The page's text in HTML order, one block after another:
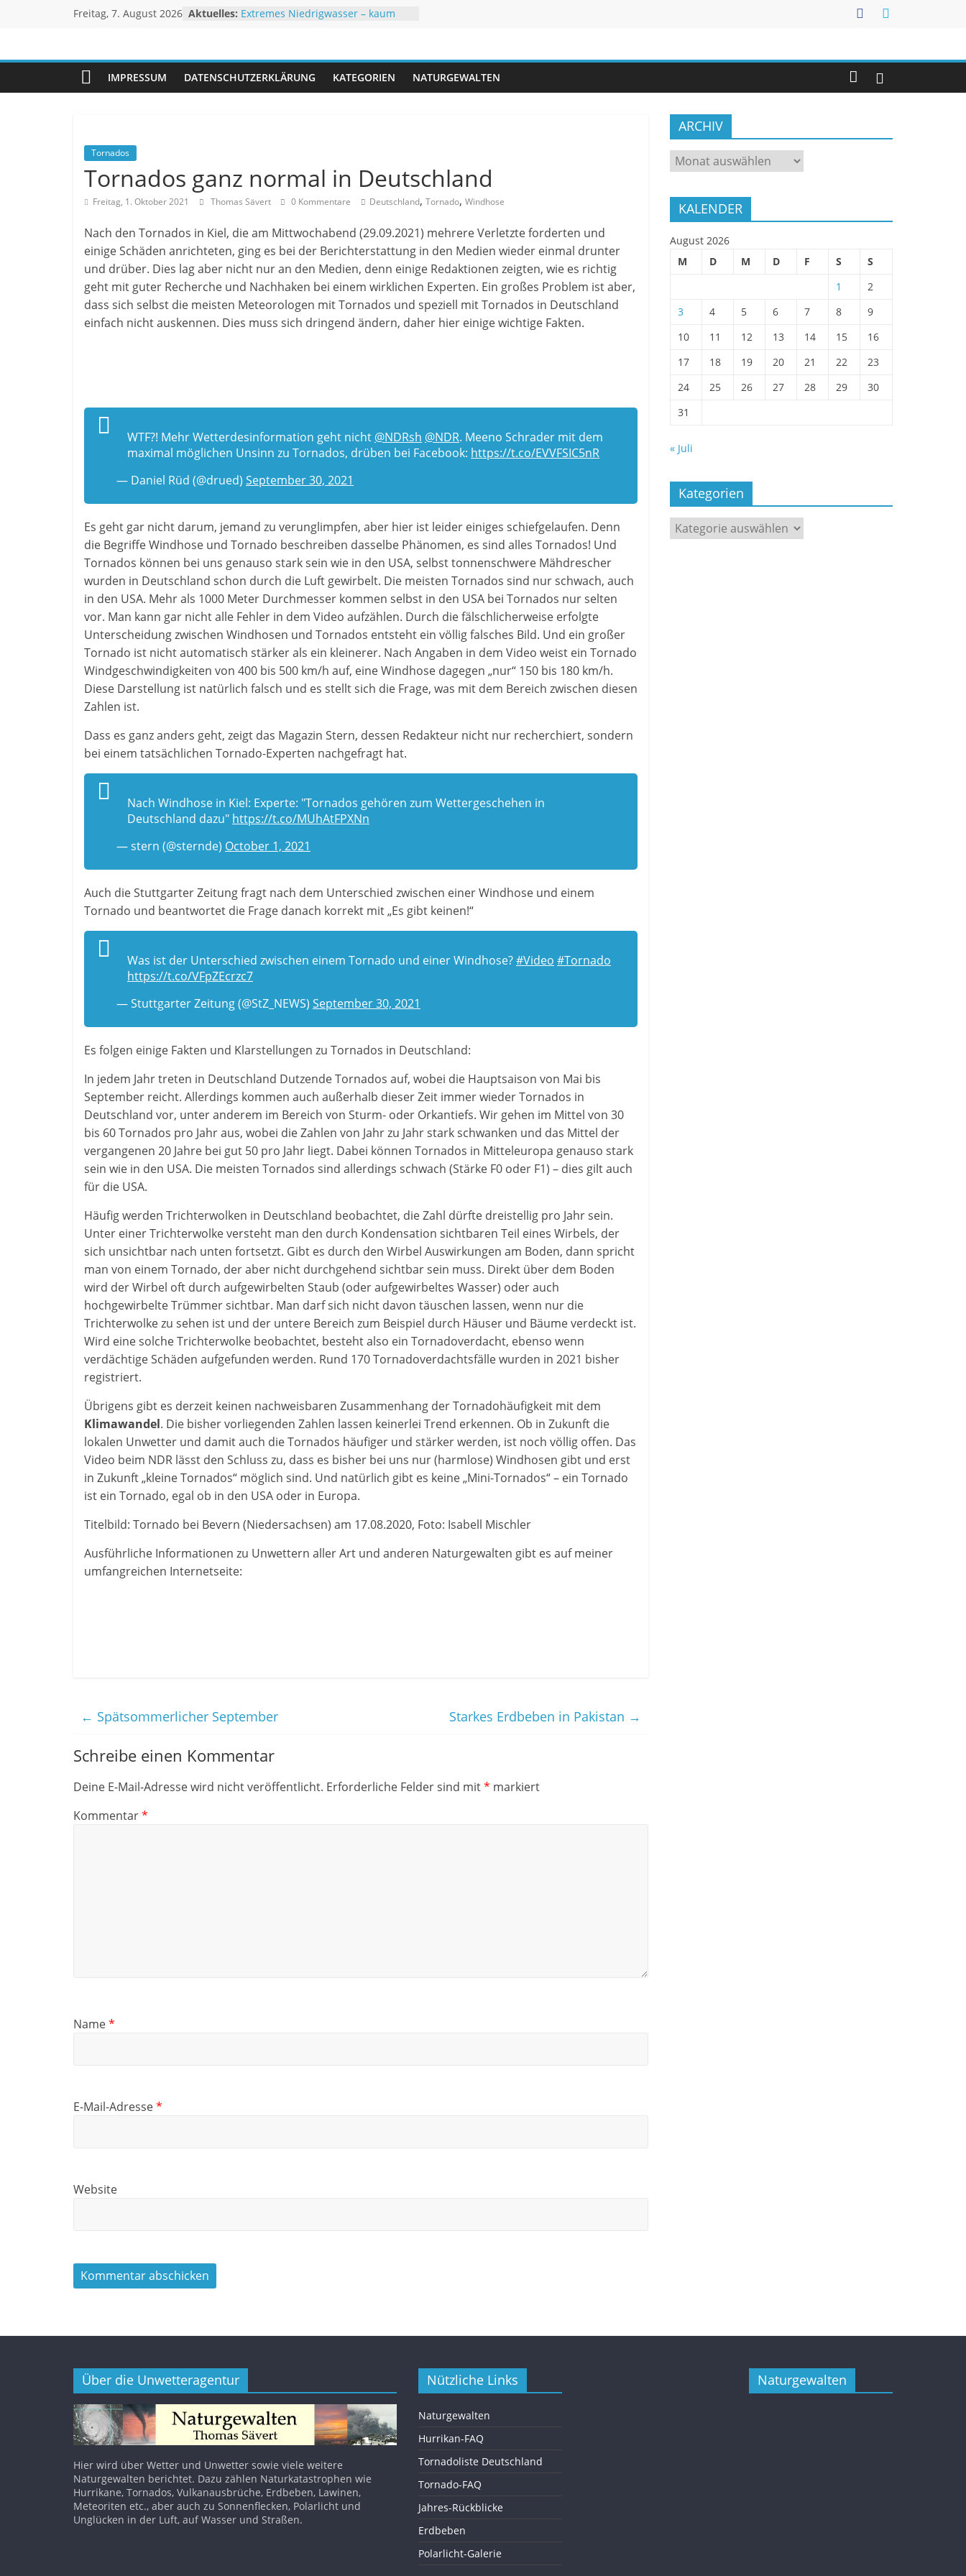
Freitag, 7. August 2026 Aktuelles: Extremes Niedrigwasser – kaum
Rekordtemperaturen
Juli 2026 – Hochsommer mit Folgen
Rheinpegel mit neuen Rekorden
Unwetteragentur
powered
IMPRESSUM DATENSCHUTZERKLÄRUNG KATEGORIEN NATURGEWALTEN
Tornados
Tornados ganz normal in Deutschland
Freitag, 1. Oktober 2021 Thomas Sävert 0 Kommentare Deutschland, Tornado, Windhose
Nach den Tornados in Kiel, die am Mittwochabend (29.09.2021) mehrere Verletzte forderten und
einige Schäden anrichteten, ging es bei der Berichterstattung in den Medien wieder einmal drunter
und drüber. Dies lag aber nicht nur an den Medien, denn einige Redaktionen zeigten, wie es richtig
geht mit guter Recherche und Nachhaken bei einem wirklichen Experten. Ein großes Problem ist aber,
dass sich selbst die meisten Meteorologen mit Tornados und speziell mit Tornados in Deutschland
einfach nicht auskennen. Dies muss sich dringend ändern, daher hier einige wichtige Fakten.
WTF?! Mehr Wetterdesinformation geht nicht @NDRsh @NDR. Meeno Schrader mit dem
maximal möglichen Unsinn zu Tornados, drüben bei Facebook: https://t.co/EVVFSIC5nR
— Daniel Rüd (@drued) September 30, 2021
Es geht gar nicht darum, jemand zu verunglimpfen, aber hier ist leider einiges schiefgelaufen. Denn
die Begriffe Windhose und Tornado beschreiben dasselbe Phänomen, es sind alles Tornados! Und
Tornados können bei uns genauso stark sein wie in den USA, selbst tonnenschwere Mähdrescher
wurden in Deutschland schon durch die Luft gewirbelt. Die meisten Tornados sind nur schwach, auch
in den USA. Mehr als 1000 Meter Durchmesser kommen selbst in den USA bei Tornados nur selten
vor. Man kann gar nicht alle Fehler in dem Video aufzählen. Durch die fälschlicherweise erfolgte
Unterscheidung zwischen Windhosen und Tornados entsteht ein völlig falsches Bild. Und ein großer
Tornado ist nicht automatisch stärker als ein kleinerer. Nach Angaben in dem Video weist ein Tornado
Windgeschwindigkeiten von 400 bis 500 km/h auf, eine Windhose dagegen „nur“ 150 bis 180 km/h.
Diese Darstellung ist natürlich falsch und es stellt sich die Frage, was mit dem Bereich zwischen diesen
Zahlen ist.
Dass es ganz anders geht, zeigt das Magazin Stern, dessen Redakteur nicht nur recherchiert, sondern
bei einem tatsächlichen Tornado-Experten nachgefragt hat.
Nach Windhose in Kiel: Experte: "Tornados gehören zum Wettergeschehen in
Deutschland dazu" https://t.co/MUhAtFPXNn
— stern (@sternde) October 1, 2021
Auch die Stuttgarter Zeitung fragt nach dem Unterschied zwischen einer Windhose und einem
Tornado und beantwortet die Frage danach korrekt mit „Es gibt keinen!“
Was ist der Unterschied zwischen einem Tornado und einer Windhose?#Video #Tornado
https://t.co/VFpZEcrzc7
— Stuttgarter Zeitung (@StZ_NEWS) September 30, 2021
Es folgen einige Fakten und Klarstellungen zu Tornados in Deutschland:
In jedem Jahr treten in Deutschland Dutzende Tornados auf, wobei die Hauptsaison von Mai bis
September reicht. Allerdings kommen auch außerhalb dieser Zeit immer wieder Tornados in
Deutschland vor, unter anderem im Bereich von Sturm- oder Orkantiefs. Wir gehen im Mittel von 30
bis 60 Tornados pro Jahr aus, wobei die Zahlen von Jahr zu Jahr stark schwanken und das Mittel der
vergangenen 20 Jahre bei gut 50 pro Jahr liegt. Dabei können Tornados in Mitteleuropa genauso stark
sein wie in den USA. Die meisten Tornados sind allerdings schwach (Stärke F0 oder F1) – dies gilt auch
für die USA.
Häufig werden Trichterwolken in Deutschland beobachtet, die Zahl dürfte dreistellig pro Jahr sein.
Unter einer Trichterwolke versteht man den durch Kondensation sichtbaren Teil eines Wirbels, der
sich unsichtbar nach unten fortsetzt. Gibt es durch den Wirbel Auswirkungen am Boden, dann spricht
man von einem Tornado, der aber nicht durchgehend sichtbar sein muss. Direkt über dem Boden
wird der Wirbel oft durch aufgewirbelten Staub (oder aufgewirbeltes Wasser) oder auch
hochgewirbelte Trümmer sichtbar. Man darf sich nicht davon täuschen lassen, wenn nur die
Trichterwolke zu sehen ist und der untere Bereich zum Beispiel durch Häuser und Bäume verdeckt ist.
Wird eine solche Trichterwolke beobachtet, besteht also ein Tornadoverdacht, ebenso wenn
verdächtige Schäden aufgefunden werden. Rund 170 Tornadoverdachtsfälle wurden in 2021 bisher
registriert.
Übrigens gibt es derzeit keinen nachweisbaren Zusammenhang der Tornadohäufigkeit mit dem
Klimawandel. Die bisher vorliegenden Zahlen lassen keinerlei Trend erkennen. Ob in Zukunft die
lokalen Unwetter und damit auch die Tornados häufiger und stärker werden, ist noch völlig offen. Das
Video beim NDR lässt den Schluss zu, dass es bisher bei uns nur (harmlose) Windhosen gibt und erst
in Zukunft „kleine Tornados“ möglich sind. Und natürlich gibt es keine „Mini-Tornados“ – ein Tornado
ist ein Tornado, egal ob in den USA oder in Europa.
Titelbild: Tornado bei Bevern (Niedersachsen) am 17.08.2020, Foto: Isabell Mischler
Ausführliche Informationen zu Unwettern aller Art und anderen Naturgewalten gibt es auf meiner
umfangreichen Internetseite:
← Spätsommerlicher September Starkes Erdbeben in Pakistan →
Schreibe einen Kommentar
Deine E-Mail-Adresse wird nicht veröffentlicht. Erforderliche Felder sind mit* markiert
Kommentar*
Name*
E-Mail-Adresse*
Website
ARCHIV
ARCHIV
KALENDER
August 2026
M
D M D F S
S
1
2
3
4 5 6 7 8
9
10
11 12 13 14 15
16
17
18 19 20 21 22
23
24
25 26 27 28 29
30
31
« Juli
Kategorien
Kategorien
Über die Unwetteragentur
Hier wird über Wetter und Unwetter sowie viele weitere
Naturgewalten berichtet. Dazu zählen Naturkatastrophen wie
Hurrikane, Tornados, Vulkanausbrüche, Erdbeben, Lawinen,
Meteoriten etc., aber auch zu Sonnenflecken, Polarlicht und
Unglücken in der Luft, auf Wasser und Straßen.
Nützliche Links
Naturgewalten
Hurrikan-FAQ
Tornadoliste Deutschland
Tornado-FAQ
Jahres-Rückblicke
Erdbeben
Polarlicht-Galerie
Naturgewalten